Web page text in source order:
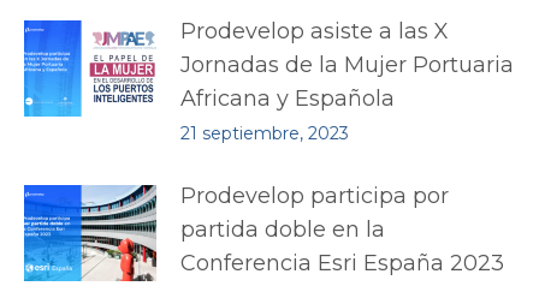
Prodevelop asiste a las X
Jornadas de la Mujer Portuaria
Africana y Española
21 septiembre, 2023
Prodevelop participa por
partida doble en la
Conferencia Esri España 2023